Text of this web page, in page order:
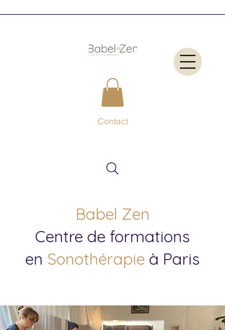
Babel Zen
Centre de formations
en Sonothérapie à Paris
Contact